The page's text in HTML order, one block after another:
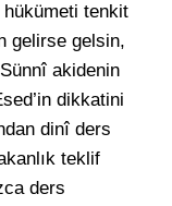
tenkit
gelirse gelsin,
akidenin
dikkatini
dinî ders
teklif
ders